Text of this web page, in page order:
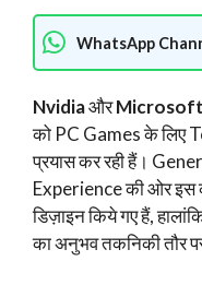
WhatsApp
Nvidiaऔर
को PC Games के लिए
प्रयास कर रही हैं।
Experience की ओर इस
डिज़ाइन किये गए हैं,
का अनुभव तकनिकी तौर